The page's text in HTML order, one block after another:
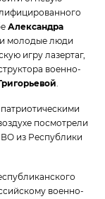
Александра
молодые люди
игру лазертаг,
военно-
.
посмотрели
из Республики
военно-